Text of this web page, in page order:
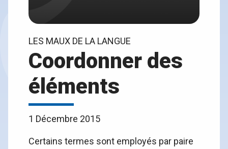
LES MAUX DE LA LANGUE
Coordonner des
éléments
1 Décembre 2015
Certains termes sont employés par paire